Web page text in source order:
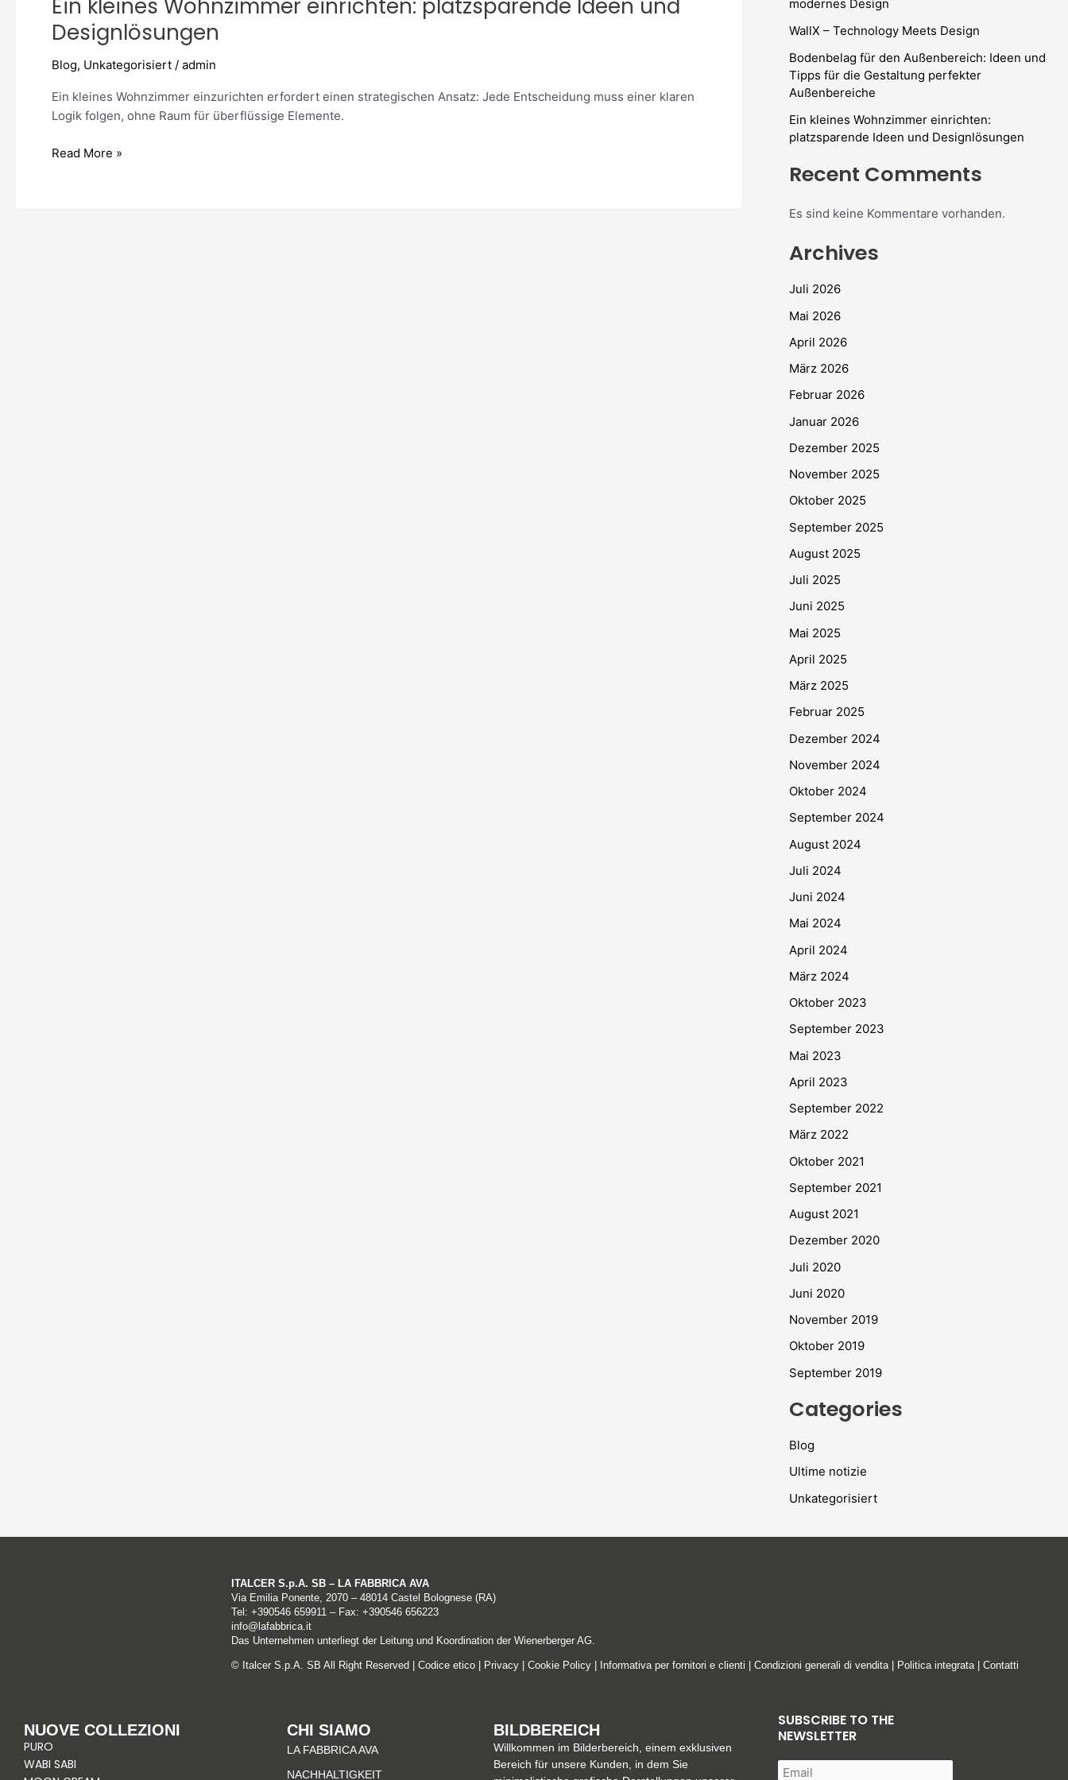
Ein kleines Wohnzimmer einrichten: platzsparende Ideen und
Designlösungen
Blog, Unkategorisiert / admin
Ein kleines Wohnzimmer einzurichten erfordert einen strategischen Ansatz: Jede Entscheidung muss einer klaren
Logik folgen, ohne Raum für überflüssige Elemente.
Wohnzimmer
einrichten:
platzsparende
Ideen
Designlösungen
Read More »
modernes Design
WallX – Technology Meets Design
Bodenbelag für den Außenbereich: Ideen und
Tipps für die Gestaltung perfekter
Außenbereiche
Ein kleines Wohnzimmer einrichten:
platzsparende Ideen und Designlösungen
Recent Comments
Es sind keine Kommentare vorhanden.
Archives
Juli 2026
Mai 2026
April 2026
März 2026
Februar 2026
Januar 2026
Dezember 2025
November 2025
Oktober 2025
September 2025
August 2025
Juli 2025
Juni 2025
Mai 2025
April 2025
März 2025
Februar 2025
Dezember 2024
November 2024
Oktober 2024
September 2024
August 2024
Juli 2024
Juni 2024
Mai 2024
April 2024
März 2024
Oktober 2023
September 2023
Mai 2023
April 2023
September 2022
März 2022
Oktober 2021
September 2021
August 2021
Dezember 2020
Juli 2020
Juni 2020
November 2019
Oktober 2019
September 2019
Categories
Blog
Ultime notizie
Unkategorisiert
ITALCER S.p.A. SB – LA FABBRICA AVA
Via Emilia Ponente, 2070 – 48014 Castel Bolognese (RA)
Tel: +390546 659911– Fax: +390546 656223
info@lafabbrica.it
Das Unternehmen unterliegt der Leitung und Koordination der Wienerberger AG.
© Italcer S.p.A. SB All Right Reserved | Codice etico| Privacy| Cookie Policy| Informativa per fornitori e clienti Condizioni generali di vendita| Politica integrata| Contatti
NUOVE COLLEZIONI
PURO
WABI SABI
CHI SIAMO
LA FABBRICA AVA
NACHHALTIGKEIT
BILDBEREICH
Willkommen im Bilderbereich, einem exklusiven
Bereich für unsere Kunden, in dem Sie
SUBSCRIBE TO THE
NEWSLETTER